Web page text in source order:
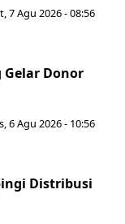
7 Agu 2026 - 08:56
Gelar Donor
6 Agu 2026 - 10:56
Distribusi